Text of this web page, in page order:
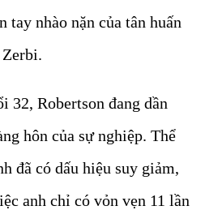
tay nhào nặn của tân huấn
32, Robertson đang dần
hôn của sự nghiệp. Thể
đã có dấu hiệu suy giảm,
anh chỉ có vỏn vẹn 11 lần